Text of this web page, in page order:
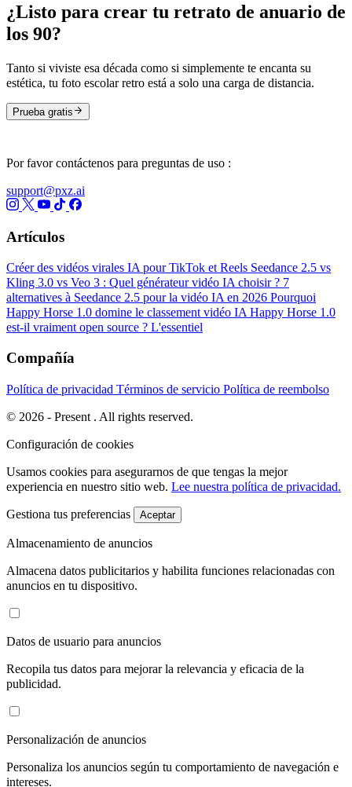
¿Listo para crear tu retrato de anuario de
los 90?
Tanto si viviste esa década como si simplemente te encanta su
estética, tu foto escolar retro está a solo una carga de distancia.
Prueba gratis
Por favor contáctenos para preguntas de uso :
support@pxz.ai
Artículos
Créer des vidéos virales IA pour TikTok et Reels Seedance 2.5 vs
Kling 3.0 vs Veo 3 : Quel générateur vidéo IA choisir ? 7
alternatives à Seedance 2.5 pour la vidéo IA en 2026 Pourquoi
Happy Horse 1.0 domine le classement vidéo IAHappy Horse 1.0
est-il vraiment open source ? L'essentiel
Compañía
Política de privacidad Términos de servicio Política de reembolso
© 2026 - Present . All rights reserved.
Configuración de cookies
Usamos cookies para asegurarnos de que tengas la mejor
experiencia en nuestro sitio web. Lee nuestra política de privacidad.
Gestiona tus preferencias Aceptar
Almacenamiento de anuncios
Almacena datos publicitarios y habilita funciones relacionadas con
anuncios en tu dispositivo.
Datos de usuario para anuncios
Recopila tus datos para mejorar la relevancia y eficacia de la
publicidad.
Personalización de anuncios
Personaliza los anuncios según tu comportamiento de navegación e
intereses.